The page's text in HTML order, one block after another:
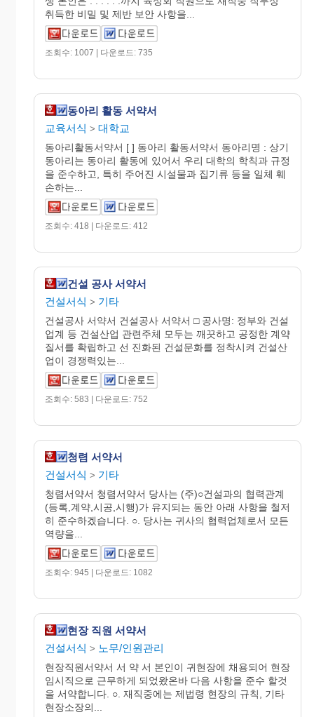
취득한 비밀 및 제반 보안 사항을...
조회수: 1007 | 다운로드: 735
동아리 활동 서약서
교육서식 > 대학교
동아리활동서약서 [ ] 동아리 활동서약서 동아리명 : 상기
동아리는 동아리 활동에 있어서 우리 대학의 학칙과 규정
을 준수하고, 특히 주어진 시설물과 집기류 등을 일체 훼
손하는...
조회수: 418 | 다운로드: 412
건설 공사 서약서
건설서식 > 기타
건설공사 서약서 건설공사 서약서 □ 공사명: 정부와 건설
업계 등 건설산업 관련주체 모두는 깨끗하고 공정한 계약
질서를 확립하고 선 진화된 건설문화를 정착시켜 건설산
업이 경쟁력있는...
조회수: 583 | 다운로드: 752
청렴 서약서
건설서식 > 기타
청렴서약서 청렴서약서 당사는 (주)○건설과의 협력관계
(등록,계약,시공,시행)가 유지되는 동안 아래 사항을 철저
히 준수하겠습니다. ○. 당사는 귀사의 협력업체로서 모든
역량을...
조회수: 945 | 다운로드: 1082
현장 직원 서약서
건설서식 > 노무/인원관리
현장직원서약서 서 약 서 본인이 귀현장에 채용되어 현장
임시직으로 근무하게 되었왔온바 다음 사항을 준수 할것
을 서약합니다. ○. 재직중에는 제법령 현장의 규칙, 기타
현장소장의...